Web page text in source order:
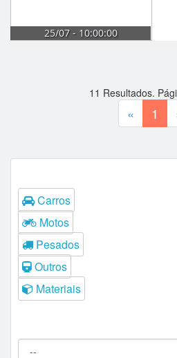
25/07 - 10:00:00
11 Resultados.
« 1
Carros
Motos
Pesados
Outros
Materiais